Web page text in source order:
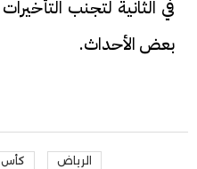
في الثانية لتجنب
بعض الأحداث.
الرياض كأس